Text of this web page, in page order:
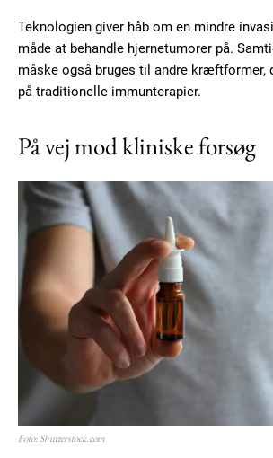
Teknologien giver håb om en mindre
måde at behandle hjernetumorer på.
måske også bruges til andre kræftformer,
på traditionelle immunterapier.
På vej mod kliniske forsøg
Foto: Shutterstock.com